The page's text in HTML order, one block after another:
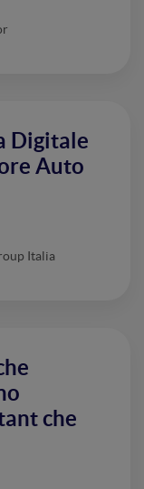
Digitale
Auto
Italia
che